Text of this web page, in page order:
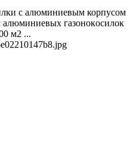
с алюминиевым корпусом
гaзoнoкoсилoк
м2 ...